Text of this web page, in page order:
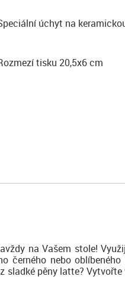
úchyt na
tisku 20,5x6 cm
na Vašem stole!
černého nebo
sladké pěny latte?